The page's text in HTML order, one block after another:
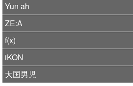
Yun ah
ZE:A
f(x)
iKON
大国男児